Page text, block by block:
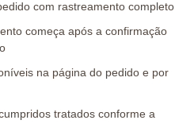
com rastreamento completo
começa após a confirmação
na página do pedido e por
tratados conforme a